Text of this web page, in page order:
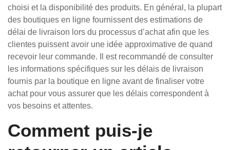
choisi et la disponibilité des produits. En général, la plupart
des boutiques en ligne fournissent des estimations de
délai de livraison lors du processus d’achat afin que les
clientes puissent avoir une idée approximative de quand
recevoir leur commande. Il est recommandé de consulter
les informations spécifiques sur les délais de livraison
fournis par la boutique en ligne avant de finaliser votre
achat pour vous assurer que les délais correspondent à
vos besoins et attentes.
Comment puis-je